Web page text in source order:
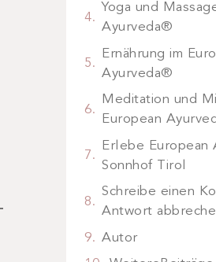
Yoga und
Ayurveda®
Ernährung im
Ayurveda®
Meditation und
European
Erlebe European
Sonnhof Tirol
Schreibe einen
Antwort
Autor